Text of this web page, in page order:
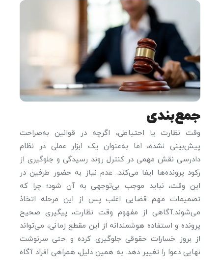
جمع‌بندی
وقت نظارت یا احتیاطی، اگرچه در قوانین به‌صراحت
پیش‌بینی نشده، اما به‌عنوان یک ابزار عملی در نظام
دادرسی نقش مهمی در کنترل روند رسیدگی و جلوگیری از
رکود پرونده‌ها ایفا می‌کند. عدم نیاز به حضور طرفین در
این وقت، نباید موجب بی‌توجهی به آن شود؛ چرا که
تصمیمات مهم قضایی اغلب پس از این مرحله اتخاذ
می‌شوند.آگاهی از مفهوم وقت نظارت، پیگیری صحیح
پرونده و استفاده هوشمندانه از این مقطع زمانی، می‌تواند
از بروز خسارات حقوقی جلوگیری کرده و حتی سرنوشت
نهایی دعوا را تغییر دهد. به همین دلیل، همراهی افراد آگاه